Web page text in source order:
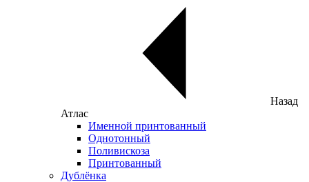
Назад
Атлас
Именной принтованный
Однотонный
Поливискоза
Принтованный
Дублёнка